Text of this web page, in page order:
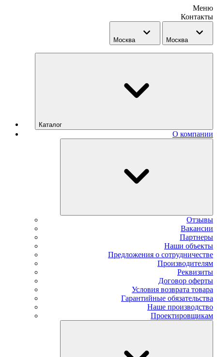
Меню
Контакты
Москва Москва
Каталог
О компании
Отзывы
Вакансии
Партнеры
Наши объекты
Предложения о сотрудничестве
Производителям
Реквизиты
Договор оферты
Условия возврата товара
Гарантийные обязательства
Наше производство
Проектировщикам